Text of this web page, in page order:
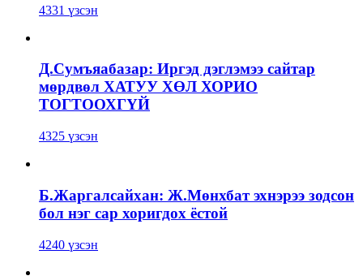
4331 үзсэн
Д.Сумъяабазар: Иргэд дэглэмээ сайтар
мөрдвөл ХАТУУ ХӨЛ ХОРИО
ТОГТООХГҮЙ
4325 үзсэн
Б.Жаргалсайхан: Ж.Мөнхбат эхнэрээ зодсон
бол нэг сар хоригдох ёстой
4240 үзсэн